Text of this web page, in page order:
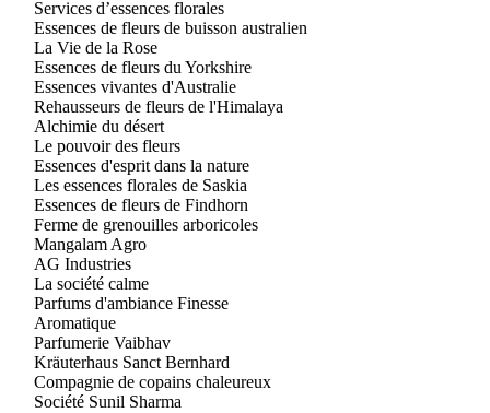
Services d’essences florales
Essences de fleurs de buisson australien
La Vie de la Rose
Essences de fleurs du Yorkshire
Essences vivantes d'Australie
Rehausseurs de fleurs de l'Himalaya
Alchimie du désert
Le pouvoir des fleurs
Essences d'esprit dans la nature
Les essences florales de Saskia
Essences de fleurs de Findhorn
Ferme de grenouilles arboricoles
Mangalam Agro
AG Industries
La société calme
Parfums d'ambiance Finesse
Aromatique
Parfumerie Vaibhav
Kräuterhaus Sanct Bernhard
Compagnie de copains chaleureux
Société Sunil Sharma